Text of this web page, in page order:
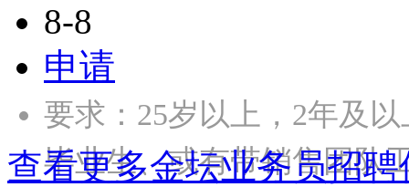
8-8
申请
要求：25岁以上，2年及
毕业生、或有带销售团
查看更多金坛业务员招聘